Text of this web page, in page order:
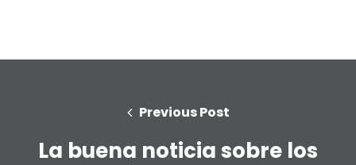
Previous Post
La buena noticia sobre los